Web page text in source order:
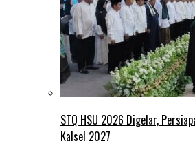
STQ HSU 2026 Digelar,
Kalsel 2027